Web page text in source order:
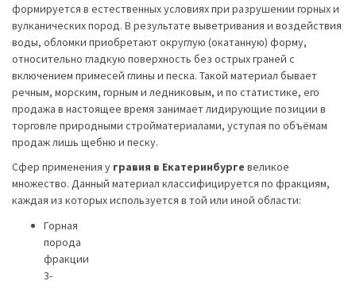
формируется в естественных условиях при разрушении горных и
вулканических пород. В результате выветривания и воздействия
воды, обломки приобретают округлую (окатанную) форму,
относительно гладкую поверхность без острых граней с
включением примесей глины и песка. Такой материал бывает
речным, морским, горным и ледниковым, и по статистике, его
продажа в настоящее время занимает лидирующие позиции в
торговле природными стройматериалами, уступая по объёмам
продаж лишь щебню и песку.
Сфер применения у гравия в Екатеринбурге великое
множество. Данный материал классифицируется по фракциям,
каждая из которых используется в той или иной области:
Горная
порода
фракции
3-